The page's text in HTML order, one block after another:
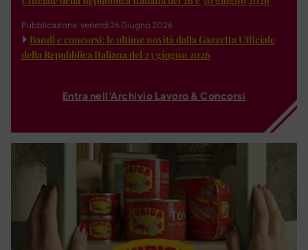
Pubblicazione: venerdì 26 Giugno 2026
Bandi e concorsi: le ultime novità dalla Gazzetta Ufficiale
della Repubblica Italiana del 23 giugno 2026
Entra nell'Archivio Lavoro & Concorsi